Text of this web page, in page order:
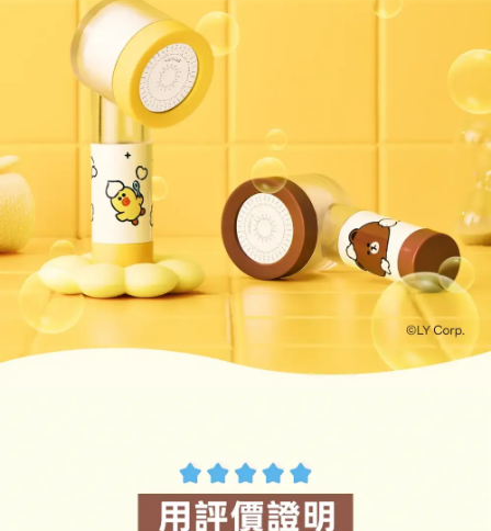
時審查核予不同之上限額度；若仍有額度不足之情形，本公司將視審查結果
請求用戶進行身份認證。
５．嚴禁一人註冊多個帳號或使用他人資訊註冊。若發現惡意使用之情形，
恩沛科技股份有限公司將有權停止該用戶之使用額度並採取法律行動。